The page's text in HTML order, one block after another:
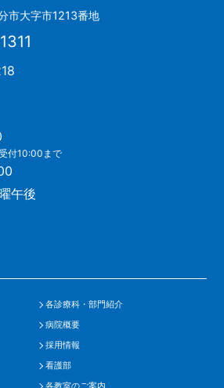
市大字市1213番地
付10:00まで
午後
各診療科・部門紹介
病院概要
採用情報
看護部